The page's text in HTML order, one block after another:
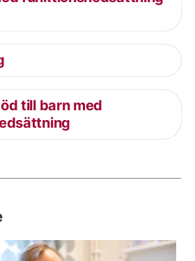
till barn med